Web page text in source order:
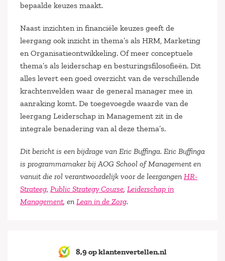
bepaalde keuzes maakt.
Naast inzichten in financiële keuzes geeft de
leergang ook inzicht in thema’s als HRM, Marketing
en Organisatieontwikkeling. Of meer conceptuele
thema’s als leiderschap en besturingsfilosofieën. Dit
alles levert een goed overzicht van de verschillende
krachtenvelden waar de general manager mee in
aanraking komt. De toegevoegde waarde van de
leergang Leiderschap in Management zit in de
integrale benadering van al deze thema’s.
Dit bericht is een bijdrage van Eric Buffinga. Eric Buffinga
is programmamaker bij AOG School of Management en
vanuit die rol verantwoordelijk voor de leergangen HR-
Strateeg, Public Strategy Course, Leiderschap in
Management, en Lean in de Zorg.
8,9 op klantenvertellen.nl